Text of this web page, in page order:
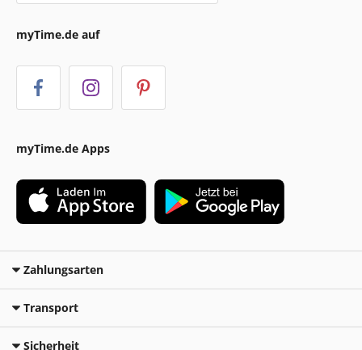
myTime.de auf
myTime.de Apps
Zahlungsarten
Transport
Sicherheit